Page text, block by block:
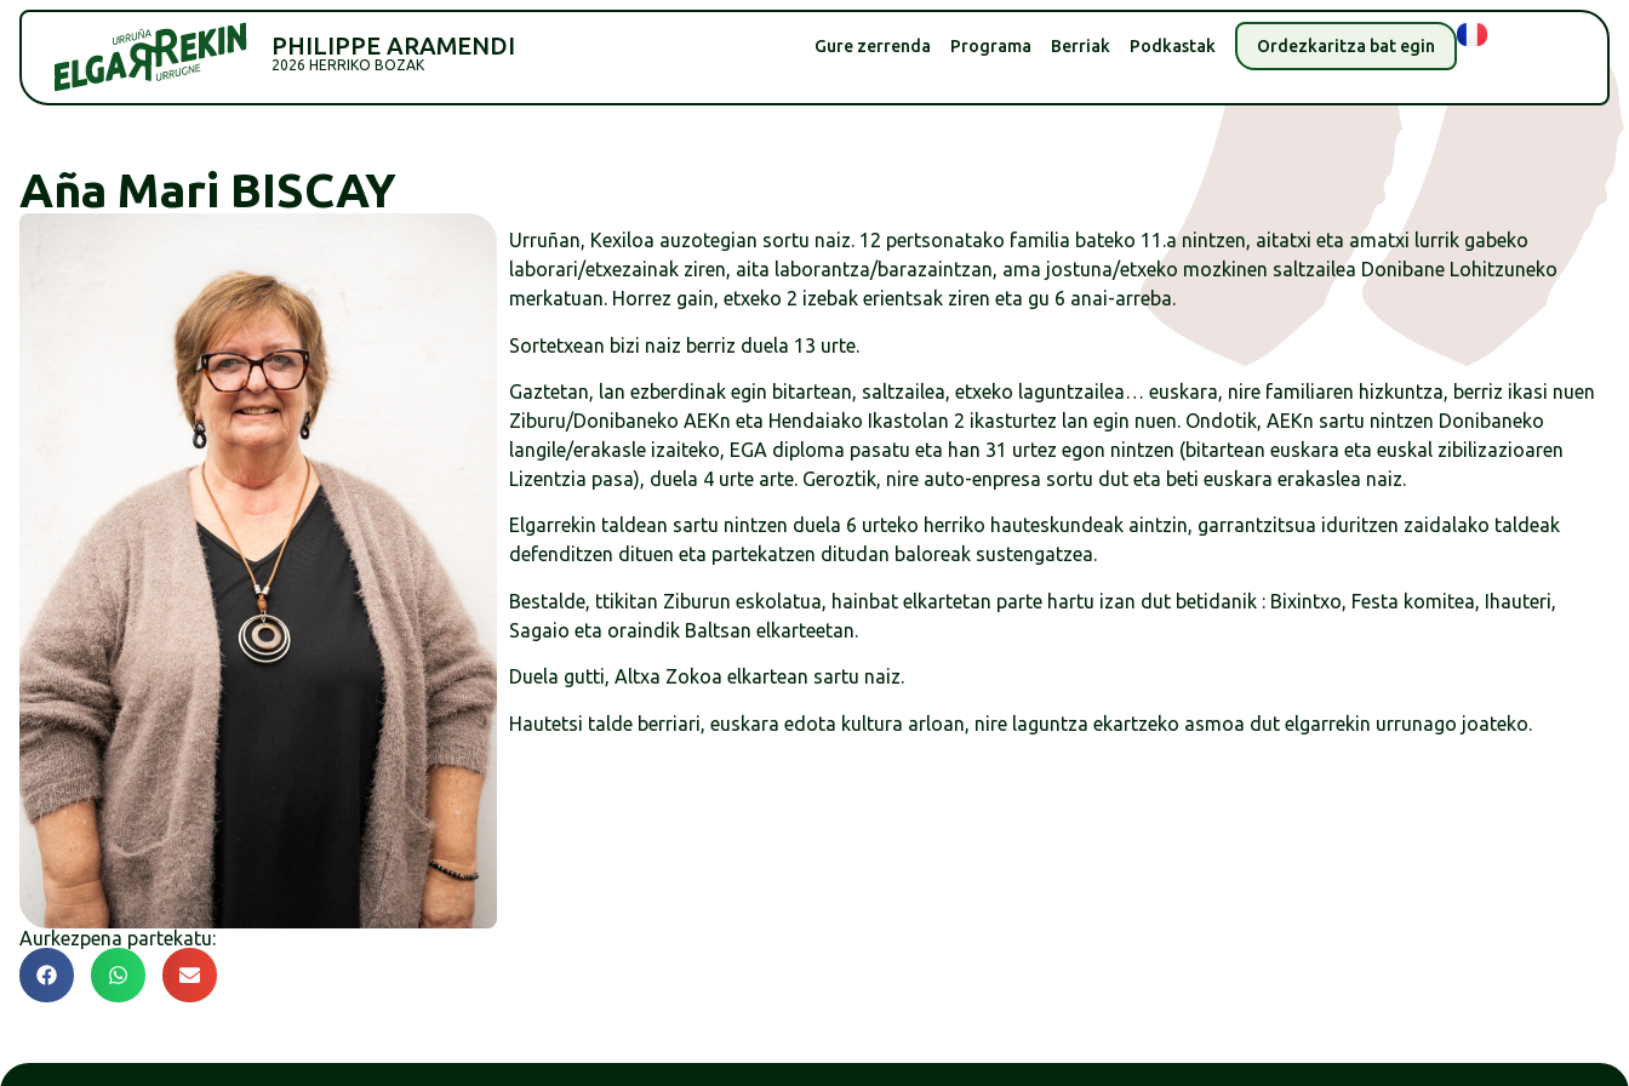
PHILIPPE ARAMENDI
2026 HERRIKO BOZAK
Gure zerrenda Programa Berriak Podkastak Ordezkaritza bat egin
Aña Mari BISCAY
Urruñan, Kexiloa auzotegian sortu naiz. 12 pertsonatako familia bateko 11.a nintzen, aitatxi eta amatxi lurrik gabeko
laborari/etxezainak ziren, aita laborantza/barazaintzan, ama jostuna/etxeko mozkinen saltzailea Donibane Lohitzuneko
merkatuan. Horrez gain, etxeko 2 izebak erientsak ziren eta gu 6 anai-arreba.
Sortetxean bizi naiz berriz duela 13 urte.
Gaztetan, lan ezberdinak egin bitartean, saltzailea, etxeko laguntzailea… euskara, nire familiaren hizkuntza, berriz ikasi nuen
Ziburu/Donibaneko AEKn eta Hendaiako Ikastolan 2 ikasturtez lan egin nuen. Ondotik, AEKn sartu nintzen Donibaneko
langile/erakasle izaiteko, EGA diploma pasatu eta han 31 urtez egon nintzen (bitartean euskara eta euskal zibilizazioaren
Lizentzia pasa), duela 4 urte arte. Geroztik, nire auto-enpresa sortu dut eta beti euskara erakaslea naiz.
Elgarrekin taldean sartu nintzen duela 6 urteko herriko hauteskundeak aintzin, garrantzitsua iduritzen zaidalako taldeak
defenditzen dituen eta partekatzen ditudan baloreak sustengatzea.
Bestalde, ttikitan Ziburun eskolatua, hainbat elkartetan parte hartu izan dut betidanik : Bixintxo, Festa komitea, Ihauteri,
Sagaio eta oraindik Baltsan elkarteetan.
Duela gutti, Altxa Zokoa elkartean sartu naiz.
Hautetsi talde berriari, euskara edota kultura arloan, nire laguntza ekartzeko asmoa dut elgarrekin urrunago joateko.
Aurkezpena partekatu: